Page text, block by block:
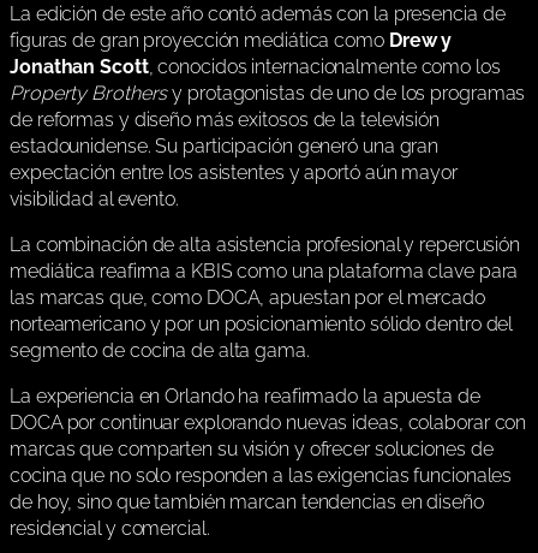
La edición de este año contó además con la presencia de
figuras de gran proyección mediática como Drew y
Jonathan Scott, conocidos internacionalmente como los
Property Brothersy protagonistas de uno de los programas
de reformas y diseño más exitosos de la televisión
estadounidense. Su participación generó una gran
expectación entre los asistentes y aportó aún mayor
visibilidad al evento.
La combinación de alta asistencia profesional y repercusión
mediática reafirma a KBIS como una plataforma clave para
las marcas que, como DOCA, apuestan por el mercado
norteamericano y por un posicionamiento sólido dentro del
segmento de cocina de alta gama.
La experiencia en Orlando ha reafirmado la apuesta de
DOCA por continuar explorando nuevas ideas, colaborar con
marcas que comparten su visión y ofrecer soluciones de
cocina que no solo responden a las exigencias funcionales
de hoy, sino que también marcan tendencias en diseño
residencial y comercial.